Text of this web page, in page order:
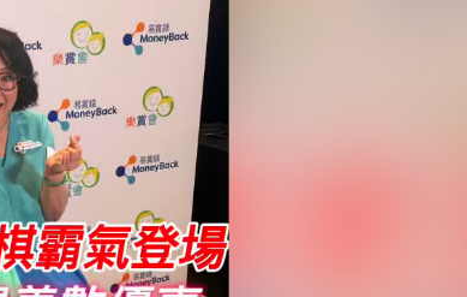
為張國榮、許冠傑等填詞
將推出會場限定「$100麥東記插畫福袋」